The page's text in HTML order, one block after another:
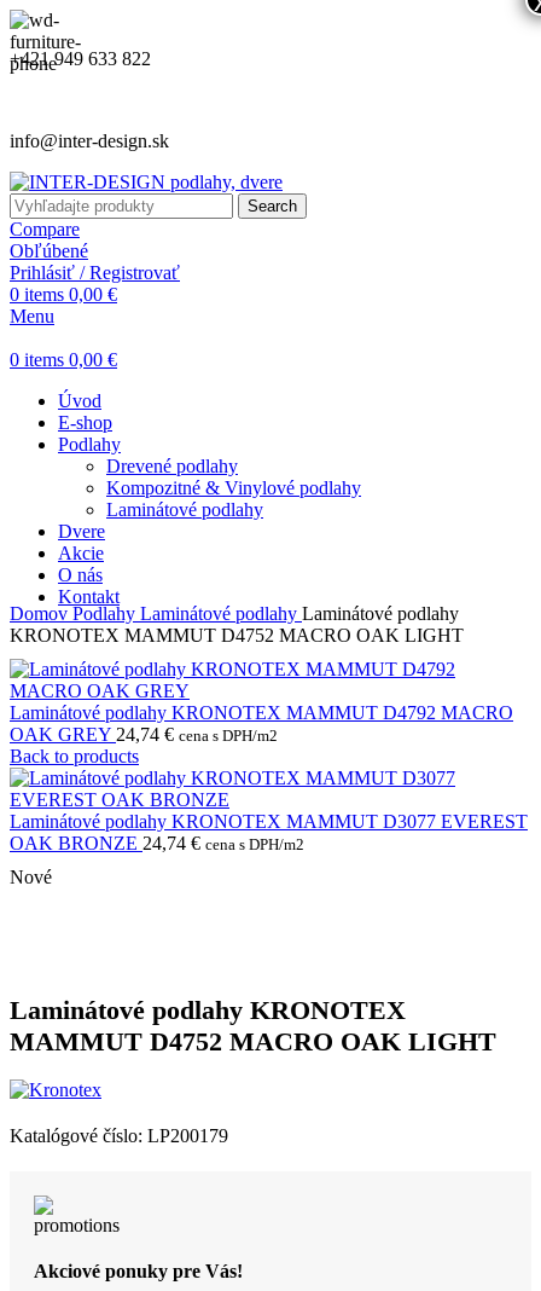
+421 949 633 822
info@inter-design.sk
Search
Compare
Obľúbené
Prihlásiť / Registrovať
0 items 0,00 €
Menu
0 items 0,00 €
Úvod
E-shop
Podlahy
Drevené podlahy
Kompozitné & Vinylové podlahy
Laminátové podlahy
Dvere
Akcie
O nás
Kontakt
Domov Podlahy Laminátové podlahy Laminátové podlahy
KRONOTEX MAMMUT D4752 MACRO OAK LIGHT
Laminátové podlahy KRONOTEX MAMMUT D4792 MACRO
OAK GREY 24,74 € cena s DPH/m2
Back to products
Laminátové podlahy KRONOTEX MAMMUT D3077 EVEREST
OAK BRONZE 24,74 € cena s DPH/m2
Nové
Laminátové podlahy KRONOTEX
MAMMUT D4752 MACRO OAK LIGHT
Katalógové číslo: LP200179
Akciové ponuky pre Vás!